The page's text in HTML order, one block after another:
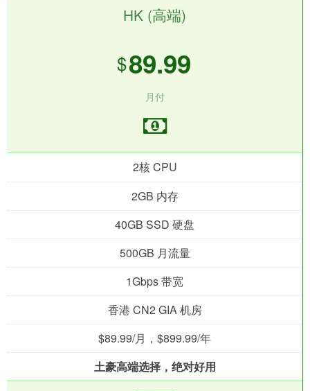
HK (高端)
$89.99
月付
2核 CPU
2GB 内存
40GB SSD 硬盘
500GB 月流量
1Gbps 带宽
香港 CN2 GIA 机房
$89.99/月，$899.99/年
土豪高端选择，绝对好用